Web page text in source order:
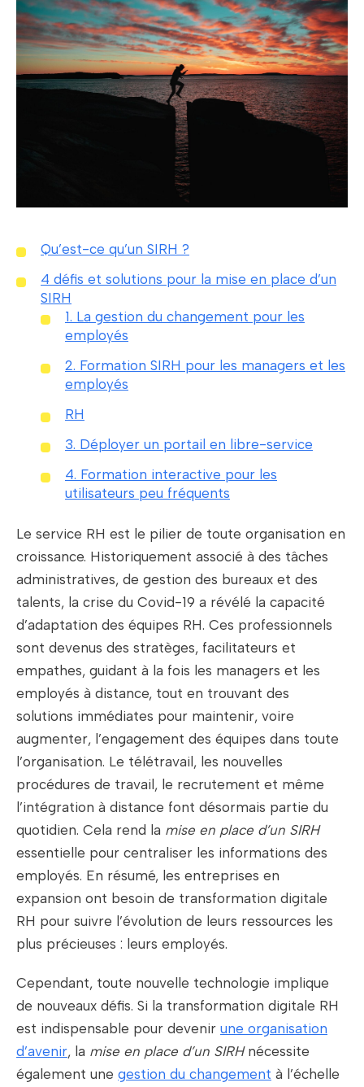
Qu’est-ce qu’un SIRH ?
4 défis et solutions pour la mise en place d’un
SIRH
1. La gestion du changement pour les
employés
2. Formation SIRH pour les managers et les
employés
RH
3. Déployer un portail en libre-service
4. Formation interactive pour les
utilisateurs peu fréquents
Le service RH est le pilier de toute organisation en
croissance. Historiquement associé à des tâches
administratives, de gestion des bureaux et des
talents, la crise du Covid-19 a révélé la capacité
d’adaptation des équipes RH. Ces professionnels
sont devenus des stratèges, facilitateurs et
empathes, guidant à la fois les managers et les
employés à distance, tout en trouvant des
solutions immédiates pour maintenir, voire
augmenter, l’engagement des équipes dans toute
l’organisation. Le télétravail, les nouvelles
procédures de travail, le recrutement et même
l’intégration à distance font désormais partie du
quotidien. Cela rend la mise en place d’un SIRH
essentielle pour centraliser les informations des
employés. En résumé, les entreprises en
expansion ont besoin de transformation digitale
RH pour suivre l’évolution de leurs ressources les
plus précieuses : leurs employés.
Cependant, toute nouvelle technologie implique
de nouveaux défis. Si la transformation digitale RH
est indispensable pour devenir une organisation
d’avenir, la mise en place d’un SIRHnécessite
également une gestion du changement à l’échelle